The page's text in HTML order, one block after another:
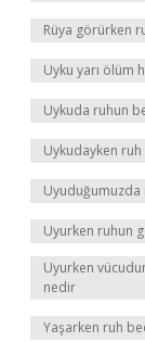
Rüya görürken
Uyku yarı ölüm
Uykuda ruhun
Uykudayken
Uyurken ruhun
Uyurken
nedir
Yaşarken ruh